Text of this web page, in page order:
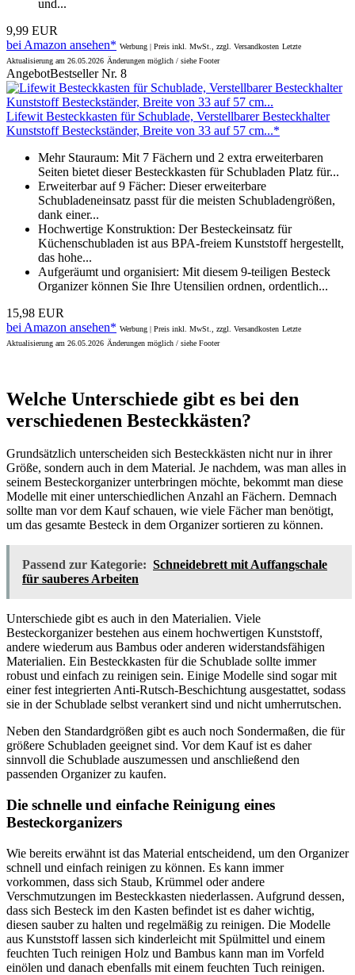
und...
9,99 EUR
bei Amazon ansehen* Werbung | Preis inkl. MwSt., zzgl. Versandkosten Letzte
Aktualisierung am 26.05.2026 Änderungen möglich / siehe Footer
AngebotBestseller Nr. 8
Lifewit Besteckkasten für Schublade, Verstellbarer Besteckhalter
Kunststoff Besteckständer, Breite von 33 auf 57 cm...*
Mehr Stauraum: Mit 7 Fächern und 2 extra erweiterbaren
Seiten bietet dieser Besteckkasten für Schubladen Platz für...
Erweiterbar auf 9 Fächer: Dieser erweiterbare
Schubladeneinsatz passt für die meisten Schubladengrößen,
dank einer...
Hochwertige Konstruktion: Der Besteckeinsatz für
Küchenschubladen ist aus BPA-freiem Kunststoff hergestellt,
das hohe...
Aufgeräumt und organisiert: Mit diesem 9-teiligen Besteck
Organizer können Sie Ihre Utensilien ordnen, ordentlich...
15,98 EUR
bei Amazon ansehen* Werbung | Preis inkl. MwSt., zzgl. Versandkosten Letzte
Aktualisierung am 26.05.2026 Änderungen möglich / siehe Footer
Welche Unterschiede gibt es bei den
verschiedenen Besteckkästen?
Grundsätzlich unterscheiden sich Besteckkästen nicht nur in ihrer
Größe, sondern auch in dem Material. Je nachdem, was man alles in
seinem Besteckorganizer unterbringen möchte, bekommt man diese
Modelle mit einer unterschiedlichen Anzahl an Fächern. Demnach
sollte man vor dem Kauf schauen, wie viele Fächer man benötigt,
um das gesamte Besteck in dem Organizer sortieren zu können.
Passend zur Kategorie: Schneidebrett mit Auffangschale
für sauberes Arbeiten
Unterschiede gibt es auch in den Materialien. Viele
Besteckorganizer bestehen aus einem hochwertigen Kunststoff,
andere wiederum aus Bambus oder anderen widerstandsfähigen
Materialien. Ein Besteckkasten für die Schublade sollte immer
robust und einfach zu reinigen sein. Einige Modelle sind sogar mit
einer fest integrierten Anti-Rutsch-Beschichtung ausgestattet, sodass
sie in der Schublade selbst verankert sind und nicht umherrutschen.
Neben den Standardgrößen gibt es auch noch Sondermaßen, die für
größere Schubladen geeignet sind. Vor dem Kauf ist es daher
sinnvoll die Schublade auszumessen und anschließend den
passenden Organizer zu kaufen.
Die schnelle und einfache Reinigung eines
Besteckorganizers
Wie bereits erwähnt ist das Material entscheidend, um den Organizer
schnell und einfach reinigen zu können. Es kann immer
vorkommen, dass sich Staub, Krümmel oder andere
Verschmutzungen im Besteckkasten niederlassen. Aufgrund dessen,
dass sich Besteck im den Kasten befindet ist es daher wichtig,
diesen sauber zu halten und regelmäßig zu reinigen. Die Modelle
aus Kunststoff lassen sich kinderleicht mit Spülmittel und einem
feuchten Tuch reinigen Holz und Bambus kann man im Vorfeld
einölen und danach ebenfalls mit einem feuchten Tuch reinigen.